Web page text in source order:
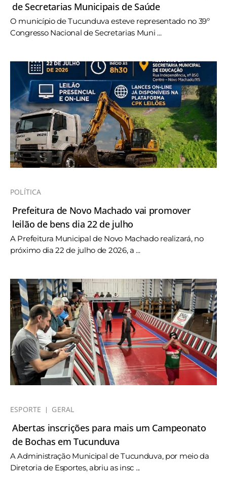
de Secretarias Municipais de Saúde
O município de Tucunduva esteve representado no 39º
Congresso Nacional de Secretarias Muni ...
POLÍTICA
Prefeitura de Novo Machado vai promover
leilão de bens dia 22 de julho
A Prefeitura Municipal de Novo Machado realizará, no
próximo dia 22 de julho de 2026, a ...
ESPORTE GERAL
Abertas inscrições para mais um Campeonato
de Bochas em Tucunduva
A Administração Municipal de Tucunduva, por meio da
Diretoria de Esportes, abriu as insc ...